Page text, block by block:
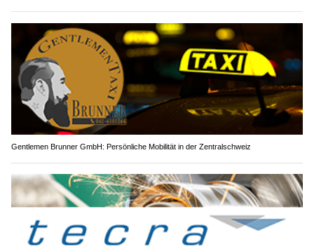
Gentlemen Brunner GmbH: Persönliche Mobilität in der Zentralschweiz